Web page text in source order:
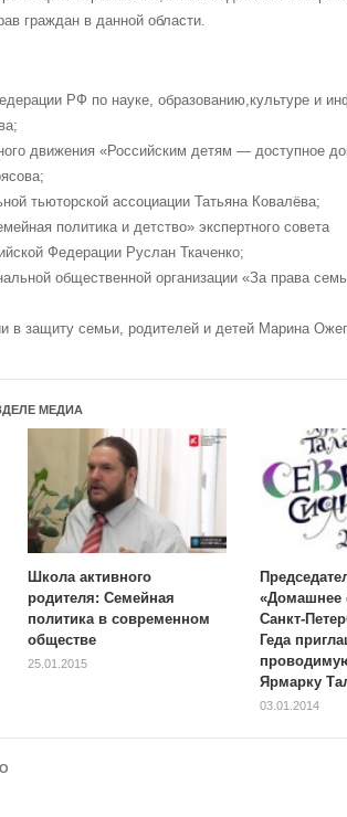
граждан в данной области.
РФ по науке, образованию,культуре и
движения «Российским детям — доступное
тьюторской ассоциации Татьяна Ковалёва;
политика и детство» экспертного совета
Федерации Руслан Ткаченко;
общественной организации «За права
в защиту семьи, родителей и детей Марина
МЕДИА
Школа активного
родителя: Семейная
политика в современном
обществе
25.01.2015
«Домашнее
Санкт-
Геда
Ярмарку
03.01.2014